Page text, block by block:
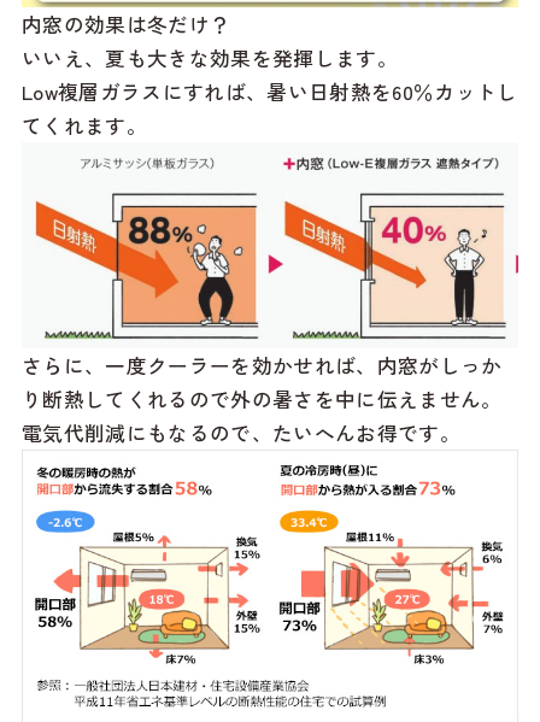
内窓の効果は冬だけ？
いいえ、夏も大きな効果を発揮します。
Low複層ガラスにすれば、暑い日射熱を60％カットし
てくれます。
さらに、一度クーラーを効かせれば、内窓がしっか
り断熱してくれるので外の暑さを中に伝えません。
電気代削減にもなるので、たいへんお得です。